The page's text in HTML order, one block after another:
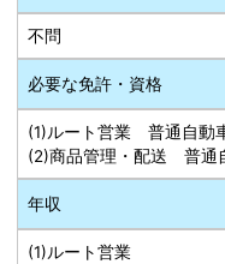
不問
必要な免許・資格
(1)ルート営業 普通自動
(2)商品管理・配送 普通
年収
(1)ルート営業